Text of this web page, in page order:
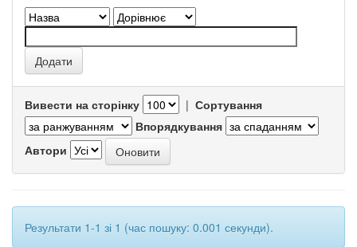
Вивести на сторінку | Сортування
Впорядкування
Автори
Результати 1-1 зі 1 (час пошуку: 0.001 секунди).